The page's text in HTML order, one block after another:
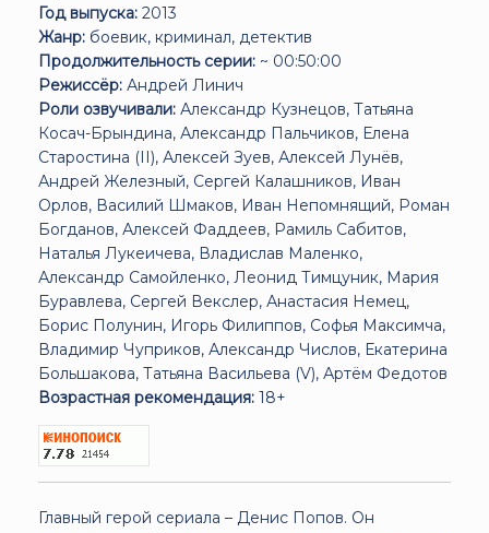
Год выпуска: 2013
Жанр: боевик, криминал, детектив
Продолжительность серии: ~ 00:50:00
Режиссёр: Андрей Линич
Роли озвучивали: Александр Кузнецов, Татьяна
Косач-Брындина, Александр Пальчиков, Елена
Старостина (II), Алексей Зуев, Алексей Лунёв,
Андрей Железный, Сергей Калашников, Иван
Орлов, Василий Шмаков, Иван Непомнящий, Роман
Богданов, Алексей Фаддеев, Рамиль Сабитов,
Наталья Лукеичева, Владислав Маленко,
Александр Самойленко, Леонид Тимцуник, Мария
Буравлева, Сергей Векслер, Анастасия Немец,
Борис Полунин, Игорь Филиппов, Софья Максимча,
Владимир Чуприков, Александр Числов, Екатерина
Большакова, Татьяна Васильева (V), Артём Федотов
Возрастная рекомендация: 18+
Главный герой сериала – Денис Попов. Он